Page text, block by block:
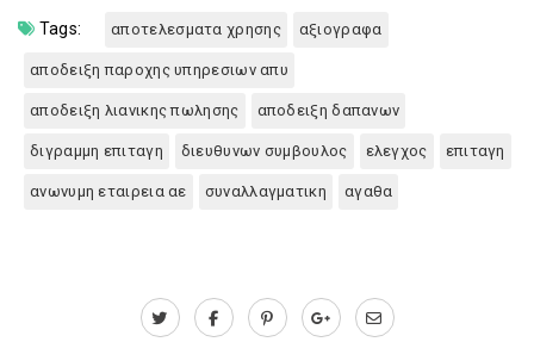
Tags: αποτελεσματα χρησης αξιογραφα
αποδειξη παροχης υπηρεσιων απυ
αποδειξη λιανικης πωλησης αποδειξη δαπανων
διγραμμη επιταγη διευθυνων συμβουλος ελεγχος επιταγη
ανωνυμη εταιρεια αε συναλλαγματικη αγαθα